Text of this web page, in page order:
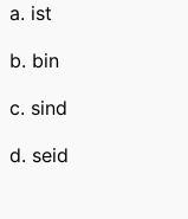
a. ist
b. bin
c. sind
d. seid